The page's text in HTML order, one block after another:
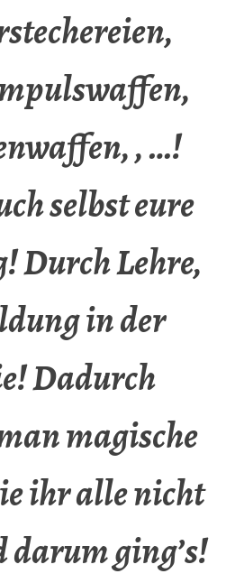
, …!
selbst eure
Durch Lehre,
in der
Dadurch
magische
ihr alle nicht
darum ging’s!